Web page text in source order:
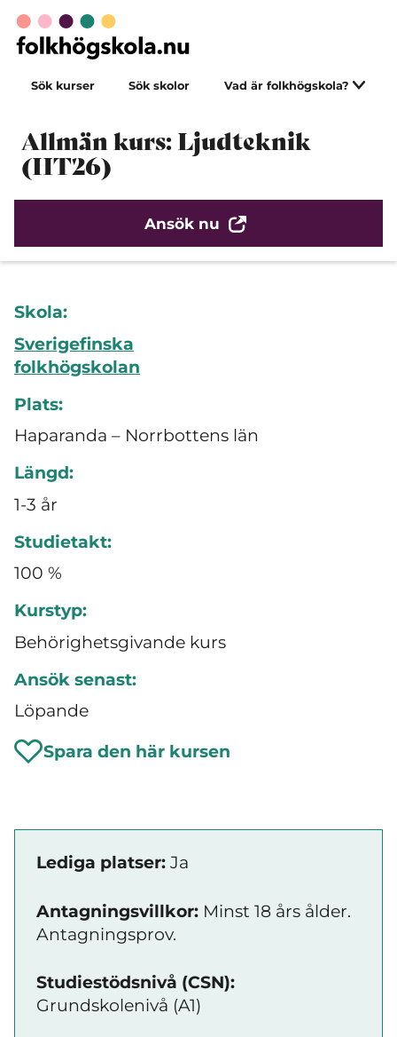
Sök kurser Sök skolor Vad är folkhögskola?
Allmän kurs: Ljudteknik
(HT26)
Ansök nu
Skola:
Sverigefinska
folkhögskolan
Plats:
Haparanda – Norrbottens län
Längd:
1-3 år
Studietakt:
100 %
Kurstyp:
Behörighetsgivande kurs
Ansök senast:
Löpande
Spara den här kursen
Lediga platser: Ja
Antagningsvillkor: Minst 18 års ålder.
Antagningsprov.
Studiestödsnivå (CSN):
Grundskolenivå (A1)